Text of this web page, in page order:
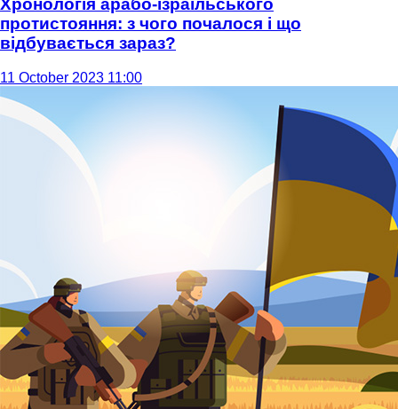
Хронологія арабо-ізраїльського
протистояння: з чого почалося і що
відбувається зараз?
11 October 2023 11:00